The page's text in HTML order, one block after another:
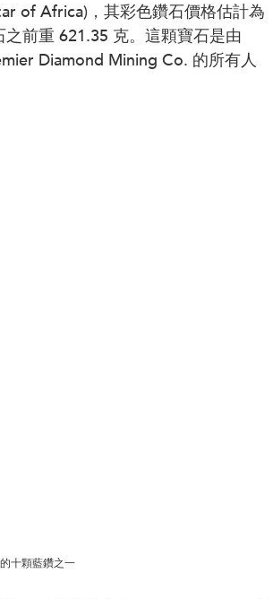
of Africa)，其彩色鑽石價格估計為
前重 621.35 克。這顆寶石是由
Diamond Mining Co. 的所有人
十顆藍鑽之一